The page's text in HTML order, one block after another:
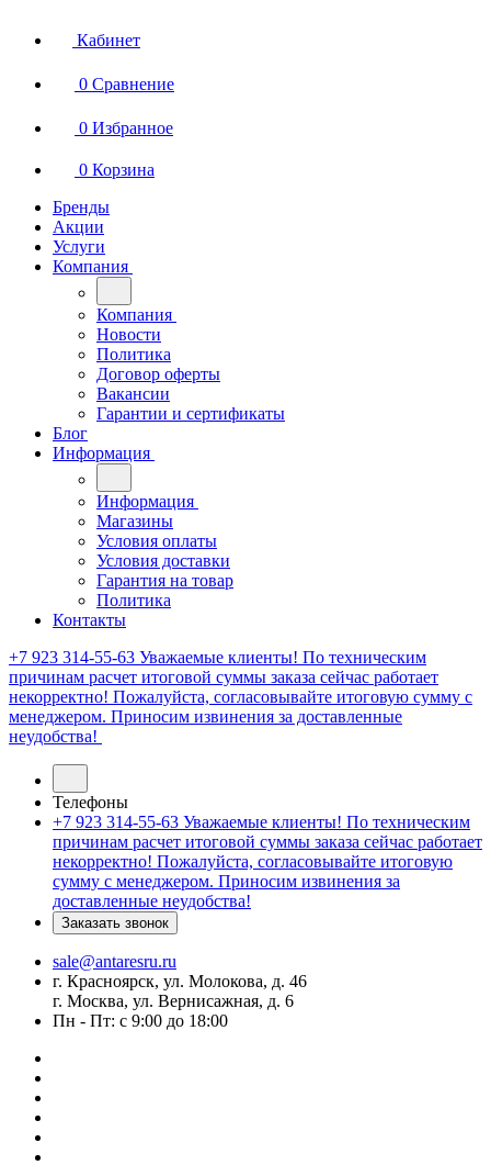
Кабинет
0 Сравнение
0 Избранное
0 Корзина
Бренды
Акции
Услуги
Компания
Компания
Новости
Политика
Договор оферты
Вакансии
Гарантии и сертификаты
Блог
Информация
Информация
Магазины
Условия оплаты
Условия доставки
Гарантия на товар
Политика
Контакты
+7 923 314-55-63 Уважаемые клиенты! По техническим
причинам расчет итоговой суммы заказа сейчас работает
некорректно! Пожалуйста, согласовывайте итоговую сумму с
менеджером. Приносим извинения за доставленные
неудобства!
Телефоны
+7 923 314-55-63 Уважаемые клиенты! По техническим
причинам расчет итоговой суммы заказа сейчас работает
некорректно! Пожалуйста, согласовывайте итоговую
сумму с менеджером. Приносим извинения за
доставленные неудобства!
Заказать звонок
sale@antaresru.ru
г. Красноярск, ул. Молокова, д. 46
г. Москва, ул. Вернисажная, д. 6
Пн - Пт: с 9:00 до 18:00